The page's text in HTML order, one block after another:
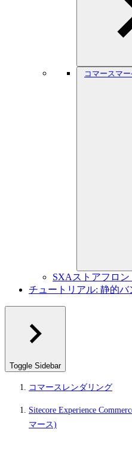
コマースマ
SXAストアフロン
チュートリアル: 静的
Toggle Sidebar
コマースレンダリング
Sitecore Experience
マース)